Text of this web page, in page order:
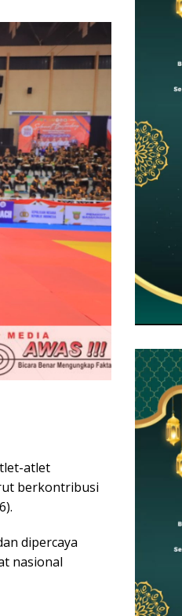
atlet
berkontribusi
dipercaya
nasional